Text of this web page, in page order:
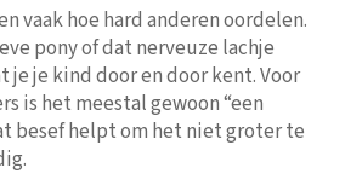
vaak hoe hard anderen oordelen.
pony of dat nerveuze lachje
je je kind door en door kent. Voor
is het meestal gewoon “een
besef helpt om het niet groter te